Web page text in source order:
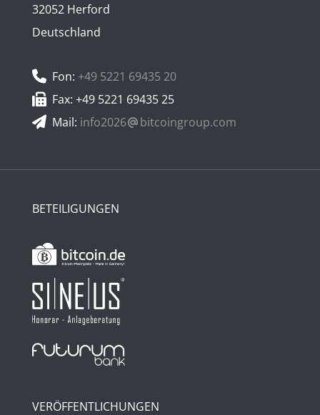
32052 Herford
Deutschland
Fon: +49 5221 69435 20
Fax: +49 5221 69435 25
Mail: info2026 bitcoingroup.com
BETEILIGUNGEN
VERÖFFENTLICHUNGEN